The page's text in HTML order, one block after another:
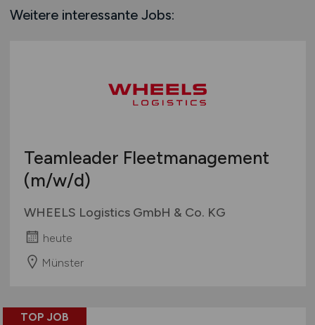
Schweiz
Weitere interessante Jobs:
Teamleader Fleetmanagement
(m/w/d)
WHEELS Logistics GmbH & Co. KG
heute
Münster
TOP JOB